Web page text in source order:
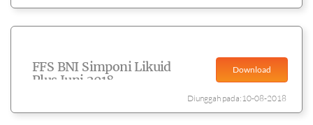
FFS BNI Simponi Likuid
Plus Juni 2018
Download
Diunggah pada:10-08-2018